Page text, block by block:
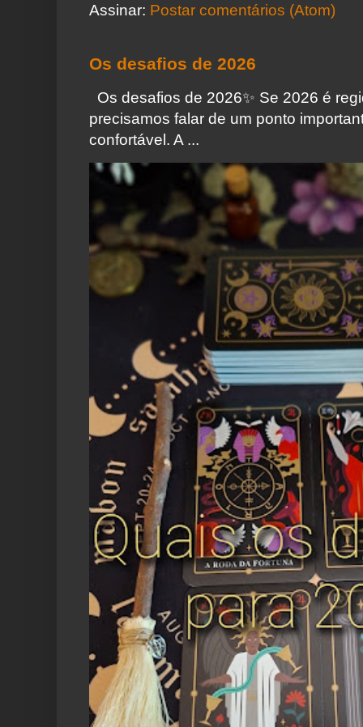
Assinar: Postar comentários (Atom)
Os desafios de 2026
Os desafios de 2026✨️ Se 2026 é
precisamos falar de um ponto
confortável. A ...